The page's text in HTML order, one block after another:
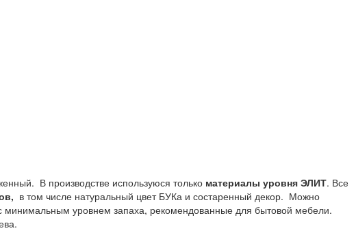
В производстве используюся только материалы уровня ЭЛИТ. Все
в том числе натуральный цвет БУКа и состаренный декор. Можно
минимальным уровнем запаха, рекомендованные для бытовой мебели.